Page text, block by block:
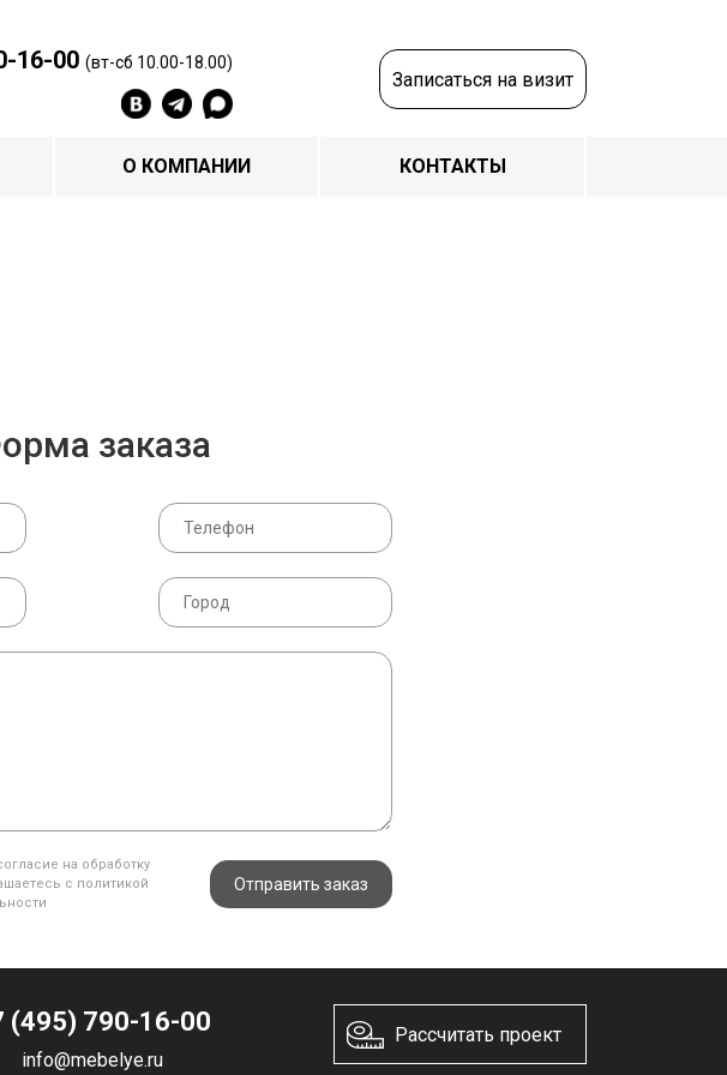
16-00 (вт-сб 10.00-18.00)
Записаться на визит
О КОМПАНИИ КОНТАКТЫ
заказа
на обработку
с политикой
Отправить заказ
(495) 790-16-00
info@mebelye.ru
Рассчитать проект